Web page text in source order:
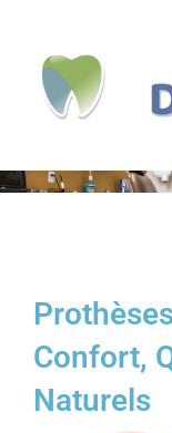
contenu
Confort,
Naturels